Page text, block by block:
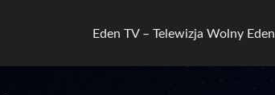
Eden TV – Telewizja Wolny Eden